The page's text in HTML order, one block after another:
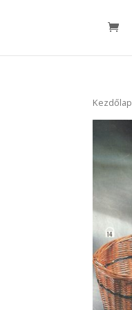
Kezdőlap